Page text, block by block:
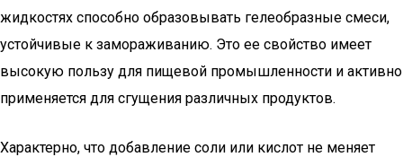
жидкостях способно образовывать гелеобразные смеси,
устойчивые к замораживанию. Это ее свойство имеет
высокую пользу для пищевой промышленности и активно
применяется для сгущения различных продуктов.
Характерно, что добавление соли или кислот не меняет